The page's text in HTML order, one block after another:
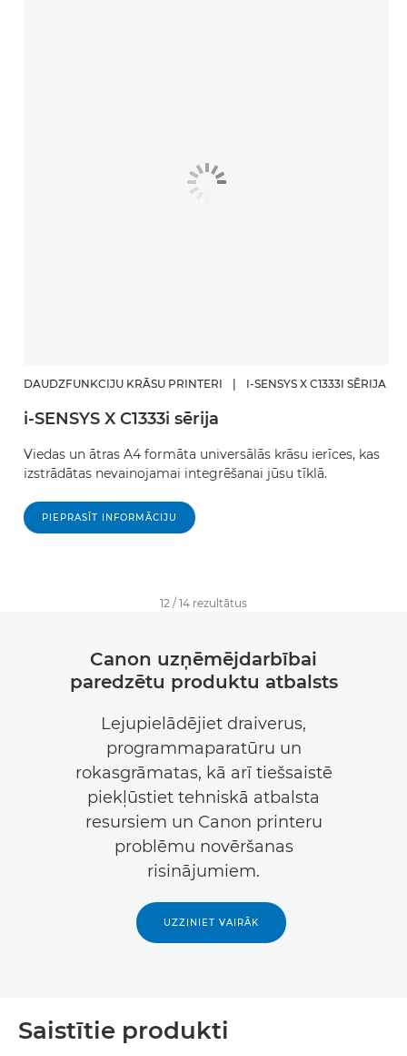
DAUDZFUNKCIJU KRĀSU PRINTERI I-SENSYS X C1333I SĒRIJA
i-SENSYS X C1333i sērija
Viedas un ātras A4 formāta universālās krāsu ierīces, kas
izstrādātas nevainojamai integrēšanai jūsu tīklā.
PIEPRASĪT INFORMĀCIJU
12 / 14 rezultātus
Canon uzņēmējdarbībai
paredzētu produktu atbalsts
Lejupielādējiet draiverus,
programmaparatūru un
rokasgrāmatas, kā arī tiešsaistē
piekļūstiet tehniskā atbalsta
resursiem un Canon printeru
problēmu novēršanas
risinājumiem.
UZZINIET VAIRĀK
Saistītie produkti